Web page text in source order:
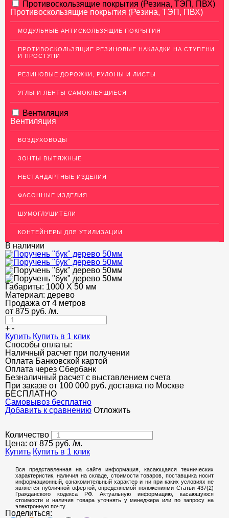
АЛЮМИНИЕВЫЙ ПРОКАТ
НЕРЖАВЕЮЩАЯ СТАЛЬ
МЕДНЫЙ ПРОКАТ
ЛАТУННЫЙ ПРОКАТ
ДЕКОР НЕРЖАВЕЙКА
ОГРАЖДЕНИЯ ДЛЯ ЛЕСТНИЦ
Перила из нержавеющей стали
Держатель ригеля
Заглушки
Крепления стоек
Кронштейны для поручня к стене
Поручни
Стеклодержатели
Фланцы
ЭЛЕКТРОДЫ
ДЕКОРАТИВНЫЙ УГОЛОК
МЕТАЛЛИЧЕСКИЕ ПОРОГИ НАПОЛЬНЫЕ (ДЛЯ ПОЛА),
РАСКЛАДКА, ПЛИНТУС
ПОТОЛКИ
АКЦИИ
НЕДОРОГОЙ МЕТАЛЛОПРОКАТ
Противоскользящие покрытия (Резина, ТЭП, ПВХ)
Противоскользящие покрытия (Резина, ТЭП, ПВХ)
МОДУЛЬНЫЕ АНТИСКОЛЬЗЯЩИЕ ПОКРЫТИЯ
ПРОТИВОСКОЛЬЗЯЩИЕ РЕЗИНОВЫЕ НАКЛАДКИ НА СТУПЕНИ
И ПРОСТУПИ
РЕЗИНОВЫЕ ДОРОЖКИ, РУЛОНЫ И ЛИСТЫ
УГЛЫ И ЛЕНТЫ САМОКЛЕЯЩИЕСЯ
Вентиляция
Вентиляция
ВОЗДУХОВОДЫ
ЗОНТЫ ВЫТЯЖНЫЕ
НЕСТАНДАРТНЫЕ ИЗДЕЛИЯ
ФАСОННЫЕ ИЗДЕЛИЯ
ШУМОГЛУШИТЕЛИ
КОНТЕЙНЕРЫ ДЛЯ УТИЛИЗАЦИИ
В наличии
Габариты: 1000 Х 50 мм
Материал: дерево
Продажа от 4 метров
от 875 руб. /м.
+ -
Купить Купить в 1 клик
Способы оплаты:
Наличный расчет при получении
Оплата Банковской картой
Оплата через Сбербанк
Безналичный расчет с выставлением счета
При заказе от 100 000 руб. доставка по Москве
БЕСПЛАТНО
Cамовывоз бесплатно
Добавить к сравнению Отложить
Количество
Цена: от 875 руб. /м.
Купить Купить в 1 клик
Вся представленная на сайте информация, касающаяся технических
характеристик, наличия на складе, стоимости товаров, поставщика носит
информационный, ознакомительный характер и ни при каких условиях не
является публичной офертой, определяемой положениями Статьи 437(2)
Гражданского кодекса РФ. Актуальную информацию, касающуюся
стоимости и наличия товара уточнять у менеджера или по запросу на
электронную почту.
Поделиться: